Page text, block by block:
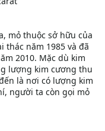
mỏ thuộc sở hữu của
thác năm 1985 và đã
2010. Mặc dù kim
lượng kim cương thu
là nơi có lượng kim
người ta còn gọi mỏ